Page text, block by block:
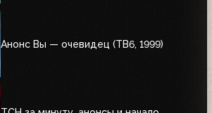
Анонс Вы — очевидец (ТВ6, 1999)